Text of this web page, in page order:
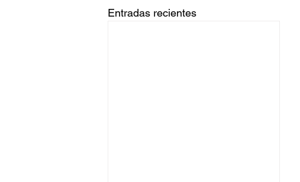
Entradas recientes